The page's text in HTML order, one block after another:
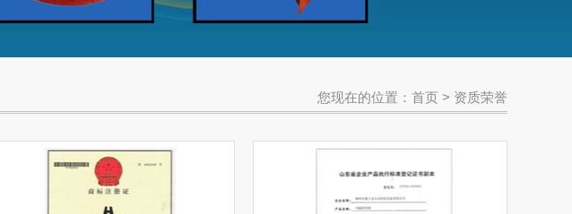
您现在的位置： 首页 > 资质荣誉